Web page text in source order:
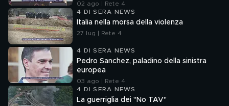
02 ago | Rete 4
4 DI SERA NEWS
Italia nella morsa della violenza
27 lug | Rete 4
4 DI SERA NEWS
Pedro Sanchez, paladino della sinistra
europea
03 ago | Rete 4
4 DI SERA NEWS
La guerriglia dei "No TAV"